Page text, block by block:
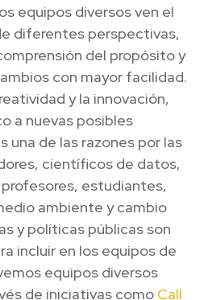
equipos diversos ven el
diferentes perspectivas,
del propósito y
con mayor facilidad.
y la innovación,
a nuevas posibles
una de las razones por las
científicos de datos,
estudiantes,
ambiente y cambio
y políticas públicas son
incluir en los equipos de
equipos diversos
de iniciativas como Call